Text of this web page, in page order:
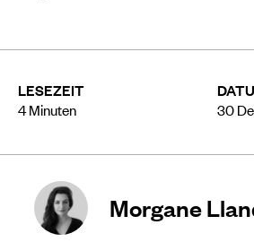
LESEZEIT
4Minuten
30
Morgane